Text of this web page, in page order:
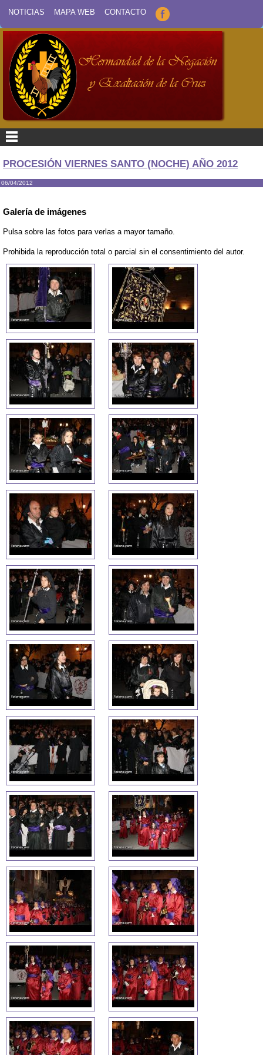
NOTICIAS MAPA WEB CONTACTO
PROCESIÓN VIERNES SANTO (NOCHE) AÑO 2012
06/04/2012
Galería de imágenes
Pulsa sobre las fotos para verlas a mayor tamaño.
Prohibida la reproducción total o parcial sin el consentimiento del autor.